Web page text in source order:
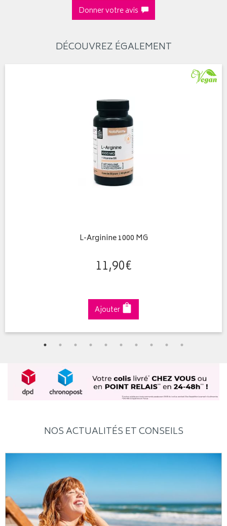
Donner votre avis
DÉCOUVREZ ÉGALEMENT
L-Arginine 1000 MG
11,90€
Ajouter
NOS ACTUALITÉS ET CONSEILS